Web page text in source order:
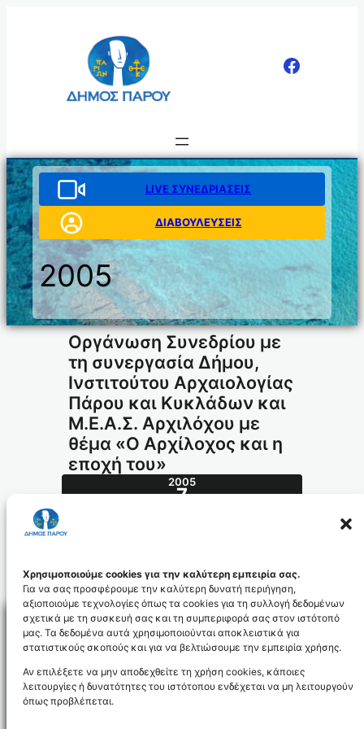
Χρησιμοποιούμε cookies για την καλύτερη εμπειρία σας.
Για να σας προσφέρουμε την καλύτερη δυνατή περιήγηση,
αξιοποιούμε τεχνολογίες όπως τα cookies για τη συλλογή δεδομένων
σχετικά με τη συσκευή σας και τη συμπεριφορά σας στον ιστότοπό
μας. Τα δεδομένα αυτά χρησιμοποιούνται αποκλειστικά για
στατιστικούς σκοπούς και για να βελτιώσουμε την εμπειρία χρήσης.
Αν επιλέξετε να μην αποδεχθείτε τη χρήση cookies, κάποιες
λειτουργίες ή δυνατότητες του ιστότοπου ενδέχεται να μη λειτουργούν
όπως προβλέπεται.
LIVE ΣΥΝΕΔΡΙΑΣΕΙΣ
ΔΙΑΒΟΥΛΕΥΣΕΙΣ
2005
Οργάνωση Συνεδρίου με
τη συνεργασία Δήμου,
Ινστιτούτου Αρχαιολογίας
Πάρου και Κυκλάδων και
Μ.Ε.Α.Σ. Αρχιλόχου με
θέμα «Ο Αρχίλοχος και η
εποχή του»
2005
7
108.2005_id306